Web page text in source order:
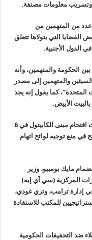
وتسريب معلومات مصنفة.
من المتهمين من
القضايا التي يتولاها تتعلق
في الدول الأجنبية.
الحكومة والمتهمين، وأنه
والمتهمين إلى مصدر
المتحدة”، كما يقول إنه يجد
الأبيض.
أحداث اقتحام مبنى الكابيتول في 6
في منع توجيه لوائح اتهام
مايك بومبيو، وزير
المركزية (سي آي إيه)
في إدارة ترامب، وتري غودي،
للمكتب للاستفادة
ضد التحقيقات الحكومية